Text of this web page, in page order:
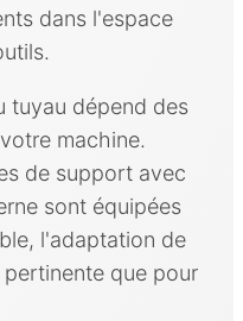
dans l'espace
tuyau dépend des
machine.
de support avec
sont équipées
l'adaptation de
que pour